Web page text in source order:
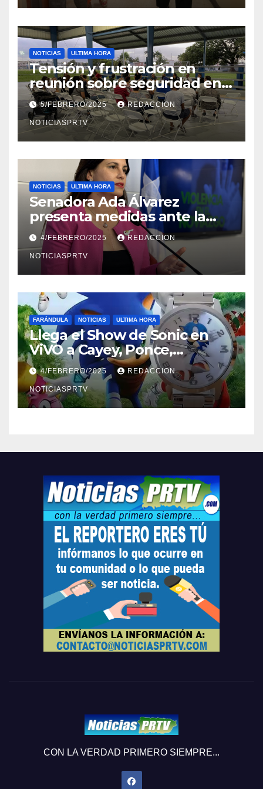
NOTICIAS ULTIMA HORA
Tensión y frustración en
reunión sobre seguridad en
Reparto Metropolitano
5/FEBRERO/2025 REDACCION
NOTICIASPRTV
NOTICIAS ULTIMA HORA
Senadora Ada Álvarez
presenta medidas ante la
violencia en el noviazgo
4/FEBRERO/2025 REDACCION
NOTICIASPRTV
FARÁNDULA NOTICIAS ULTIMA HORA
Llega el Show de Sonic en
ViVO a Cayey, Ponce,
Barceloneta y Humacao,
Relojes gratis para el que
compre ahora….
4/FEBRERO/2025 REDACCION
NOTICIASPRTV
CON LA VERDAD PRIMERO SIEMPRE...